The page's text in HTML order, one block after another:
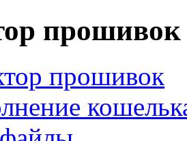
прошивок
прошивок